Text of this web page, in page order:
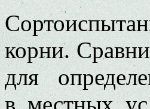
корни.
для
в местных